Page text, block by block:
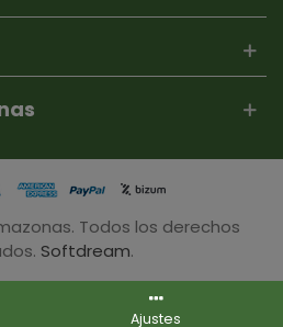
Todos los derechos
Softdream.
Ajustes